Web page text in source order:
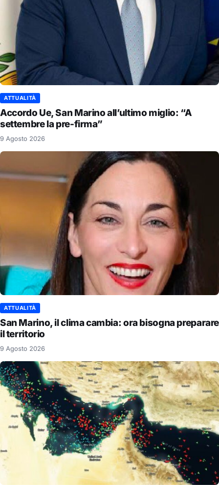
ATTUALITÀ
Accordo Ue, San Marino all’ultimo miglio: “A
settembre la pre-firma”
9 Agosto 2026
ATTUALITÀ
San Marino, il clima cambia: ora bisogna preparare
il territorio
9 Agosto 2026